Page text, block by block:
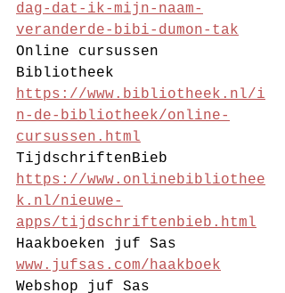
dag-dat-ik-mijn-naam-
veranderde-bibi-dumon-tak
Online cursussen
Bibliotheek
https://www.bibliotheek.nl/i
n-de-bibliotheek/online-
cursussen.html
TijdschriftenBieb
https://www.onlinebibliothee
k.nl/nieuwe-
apps/tijdschriftenbieb.html
Haakboeken juf Sas
www.jufsas.com/haakboek
Webshop juf Sas